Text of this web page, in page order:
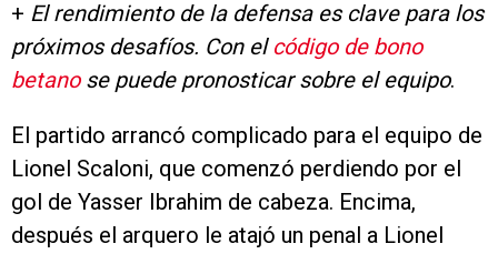
+ El rendimiento de la defensa es clave para los
próximos desafíos. Con el código de bono
betanose puede pronosticar sobre el equipo.
El partido arrancó complicado para el equipo de
Lionel Scaloni, que comenzó perdiendo por el
gol de Yasser Ibrahim de cabeza. Encima,
después el arquero le atajó un penal a Lionel